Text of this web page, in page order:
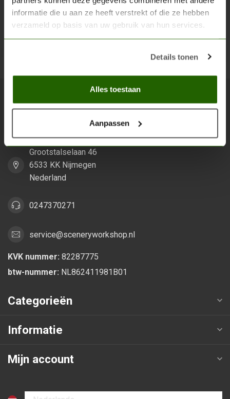
informatie die u aan ze heeft verstrekt of die ze hebben
verzameld op basis van uw gebruik van hun services.
Details tonen
Alles toestaan
Aanpassen
Abonneer je op onze nieuwsbrief
Blijf op de hoogte over onze laatste acties
Scenery Workshop BV
Alles voor je miniature wargaming en scenery
Grootstalselaan 46
6533 KK Nijmegen
Nederland
0247370271
service@sceneryworkshop.nl
KVK nummer: 82287775
btw-nummer: NL862411981B01
Categorieën
Informatie
Mijn account